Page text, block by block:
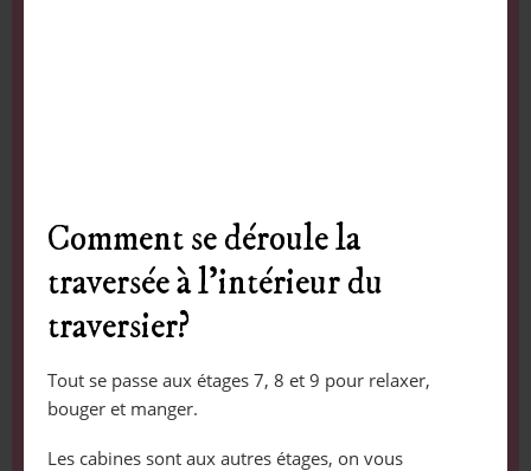
Comment se déroule la
traversée à l’intérieur du
traversier?
Tout se passe aux étages 7, 8 et 9 pour relaxer,
bouger et manger.
Les cabines sont aux autres étages, on vous